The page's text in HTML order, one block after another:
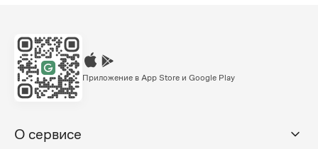
Приложение в App Store и Google Play
О сервисе